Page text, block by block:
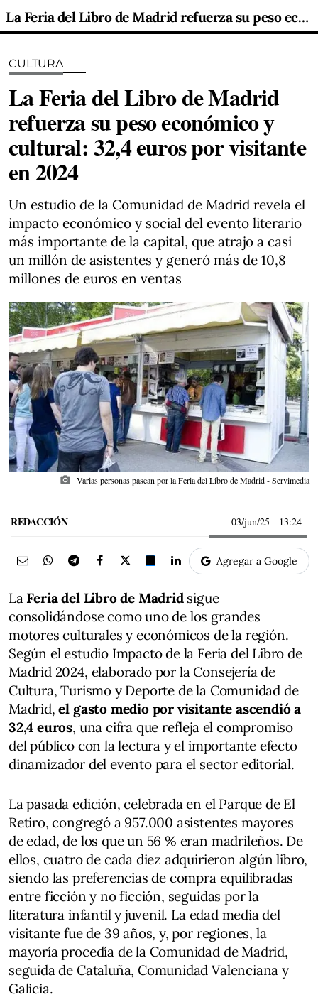
La Feria del Libro de Madrid refuerza su peso económico y cultural: 32,4 euros por visitante en 2024
CULTURA
La Feria del Libro de Madrid
refuerza su peso económico y
cultural: 32,4 euros por visitante
en 2024
Un estudio de la Comunidad de Madrid revela el
impacto económico y social del evento literario
más importante de la capital, que atrajo a casi
un millón de asistentes y generó más de 10,8
millones de euros en ventas
photo_camera Varias personas pasean por la Feria del Libro de Madrid - Servimedia
REDACCIÓN 03/jun/25 - 13:24
Agregar a Google
La Feria del Libro de Madridsigue
consolidándose como uno de los grandes
motores culturales y económicos de la región.
Según el estudio Impacto de la Feria del Libro de
Madrid 2024, elaborado por la Consejería de
Cultura, Turismo y Deporte de la Comunidad de
Madrid,el gasto medio por visitante ascendió a
32,4 euros, una cifra que refleja el compromiso
del público con la lectura y el importante efecto
dinamizador del evento para el sector editorial.
La pasada edición, celebrada en el Parque de El
Retiro, congregó a 957.000 asistentes mayores
de edad, de los que un 56 % eran madrileños. De
ellos, cuatro de cada diez adquirieron algún libro,
siendo las preferencias de compra equilibradas
entre ficción y no ficción, seguidas por la
literatura infantil y juvenil. La edad media del
visitante fue de 39 años, y, por regiones, la
mayoría procedía de la Comunidad de Madrid,
seguida de Cataluña, Comunidad Valenciana y
Galicia.